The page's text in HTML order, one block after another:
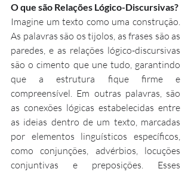
O que são Relações Lógico-Discursivas?
Imagine um texto como uma construção.
As palavras são os tijolos, as frases são as
paredes, e as relações lógico-discursivas
são o cimento que une tudo, garantindo
que a estrutura fique firme e
compreensível. Em outras palavras, são
as conexões lógicas estabelecidas entre
as ideias dentro de um texto, marcadas
por elementos linguísticos específicos,
como conjunções, advérbios, locuções
conjuntivas e preposições. Esses